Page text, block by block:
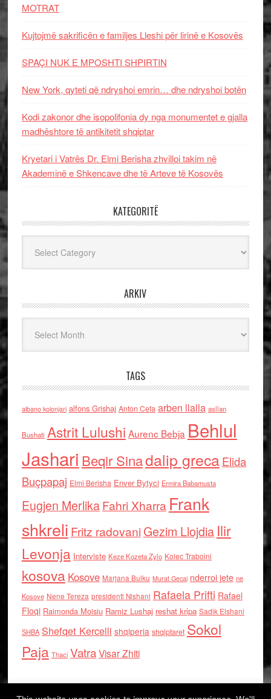
MOTRAT
Kujtojmë sakrificën e familjes Lleshi për lirinë e Kosovës
SPAÇI NUK E MPOSHTI SHPIRTIN
New York, qyteti që ndryshoi emrin… dhe ndryshoi botën
Kodi zakonor dhe isopolifonia dy nga monumentet e gjalla
madhështore të antikitetit shqiptar
Kryetari i Vatrës Dr. Elmi Berisha zhvilloi takim në
Akademinë e Shkencave dhe të Arteve të Kosovës
KATEGORITË
ARKIV
TAGS
albano kolonjari alfons Grishaj Anton Cefa arben llalla asllan
Bushati Astrit Lulushi Aurenc Bebja Behlul
Jashari Beqir Sinadalip grecaElida
Buçpapaj Elmi Berisha Enver Bytyci Ermira Babamusta
Eugjen MerlikaFahri Xharra Frank
shkreli Fritz radovaniGezim Llojdia Ilir
Levonja Interviste Keze Kozeta Zylo Kolec Traboini
kosova Kosove Marjana Bulku Murat Gecaj nderroi jete ne
Kosove Nene Tereza presidenti Nishani Rafaela Prifti Rafael
Floqi Raimonda Moisiu Ramiz Lushaj reshat kripa Sadik Elshani
SHBA Shefqet Kercelli shqiperia shqiptaret Sokol
Paja Thaci VatraVisar Zhiti